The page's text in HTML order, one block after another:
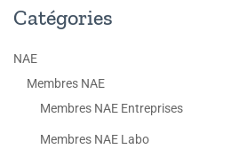
Catégories
NAE
Membres NAE
Membres NAE Entreprises
Membres NAE Labo